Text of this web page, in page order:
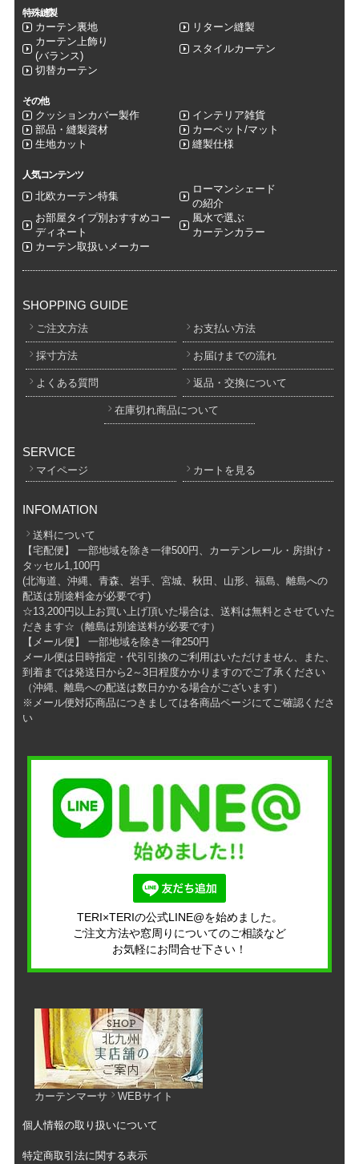
特殊縫製
カーテン裏地
リターン縫製
カーテン上飾り
(バランス)
スタイルカーテン
切替カーテン
その他
クッションカバー製作
インテリア雑貨
部品・縫製資材
カーペット/マット
生地カット
縫製仕様
人気コンテンツ
北欧カーテン特集
ローマンシェード
の紹介
お部屋タイプ別おすすめコー
ディネート
風水で選ぶ
カーテンカラー
カーテン取扱いメーカー
SHOPPING GUIDE
ご注文方法 お支払い方法
採寸方法 お届けまでの流れ
よくある質問 返品・交換について
在庫切れ商品について
SERVICE
マイページ カートを見る
INFOMATION
送料について
【宅配便】 一部地域を除き一律500円、カーテンレール・房掛け・
タッセル1,100円
(北海道、沖縄、青森、岩手、宮城、秋田、山形、福島、離島への
配送は別途料金が必要です)
☆13,200円以上お買い上げ頂いた場合は、送料は無料とさせていた
だきます☆（離島は別途送料が必要です）
【メール便】 一部地域を除き一律250円
メール便は日時指定・代引引換のご利用はいただけません、また、
到着までは発送日から2～3日程度かかりますのでご了承ください
（沖縄、離島への配送は数日かかる場合がございます）
※メール便対応商品につきましては各商品ページにてご確認くださ
い
TERI×TERIの公式LINE@を始めました。
ご注文方法や窓周りについてのご相談など
お気軽にお問合せ下さい！
カーテンマーサ WEBサイト
個人情報の取り扱いについて
特定商取引法に関する表示